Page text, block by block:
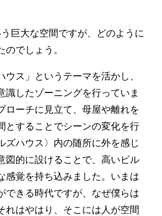
巨大な空間ですが、どのように
のでしょう。
ス」というテーマを活かし、
識したゾーニングを行っていま
ローチに見立て、母屋や離れを
とすることでシーンの変化を行
ズハウス〉内の随所に外を感じ
図的に設けることで、高いビル
感覚を持ち込みました。いまは
できる時代ですが、なぜ僕らは
れはやはり、そこには人が空間